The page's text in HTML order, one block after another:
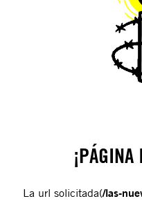
¡PÁGINA
La url solicitada(/las-